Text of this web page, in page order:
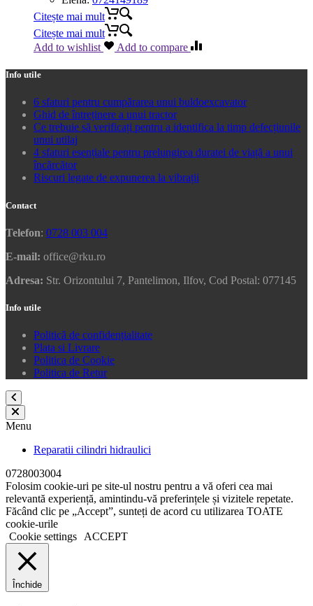
Citește mai mult
Citește mai mult
Add to wishlist
Add to compare
Info utile
6 sfaturi pentru cumpărarea unui buldoexcavator
Ghid de întreținere a unui tractor
Ce trebuie să verificați pentru a identifica la timp defecțiunile
unui utilaj
4 sfaturi esențiale pentru prelungirea duratei de viață a unui
încărcător
Riscuri legate de expunerea la vibrații
Contact
Telefon: 0728 003 004
E-mail: office@rku.ro
Adresa: Str. Orizontului 7, Pantelimon, Ilfov, Cod Postal: 077145
Info utile
Politică de confidențialitate
Plata si Livrare
Politica de Cookie
Politica de Retur
Menu
Reparatii cilindri hidraulici
0728003004
Folosim cookie-uri pe site-ul nostru pentru a vă oferi cea mai
relevantă experiență, amintindu-vă preferințele și vizitele repetate.
Făcând clic pe „Accept”, sunteți de acord cu utilizarea TOATE
cookie-urile
Cookie settings
ACCEPT
Închide